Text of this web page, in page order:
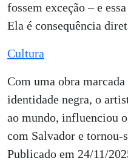
fossem exceção – e
Ela é consequência
Cultura
Com uma obra
identidade negra, o
ao mundo, influenciou
com Salvador e tornou-
Publicado em 24/11/